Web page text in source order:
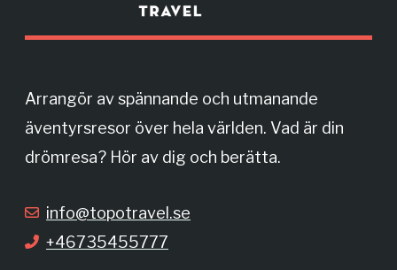
b
o
o
a
Arrangör av spännande och utmanande
äventyrsresor över hela världen. Vad är din
drömresa? Hör av dig och berätta.
info@topotravel.se
+46735455777